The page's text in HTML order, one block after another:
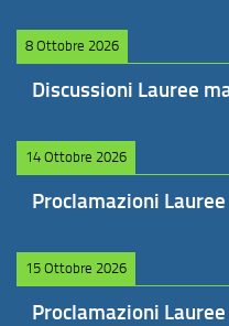
8 Ottobre 2026
Discussioni Lauree
14 Ottobre 2026
Proclamazioni
15 Ottobre 2026
Proclamazioni